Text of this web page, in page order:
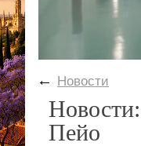
← Новости
Пейо